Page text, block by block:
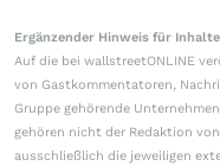
Ergänzender Hinweis für
Auf die bei wallstreetONLINE
von Gastkommentatoren,
Gruppe gehörende
gehören nicht der Redaktion
ausschließlich die jeweiligen